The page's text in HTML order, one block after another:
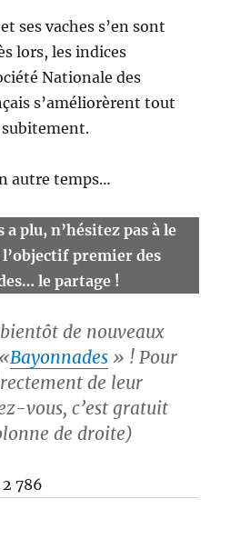
ses vaches s’en sont
lors, les indices
Nationale des
s’améliorèrent tout
autre temps…
plu, n’hésitez pas à le
l’objectif premier des
le partage !
de nouveaux
Bayonnades » !Pour
de leur
vous, c’est gratuit
de droite)
2 786